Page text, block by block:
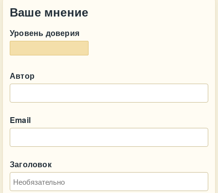
Ваше мнение
Уровень доверия
Автор
Email
Заголовок